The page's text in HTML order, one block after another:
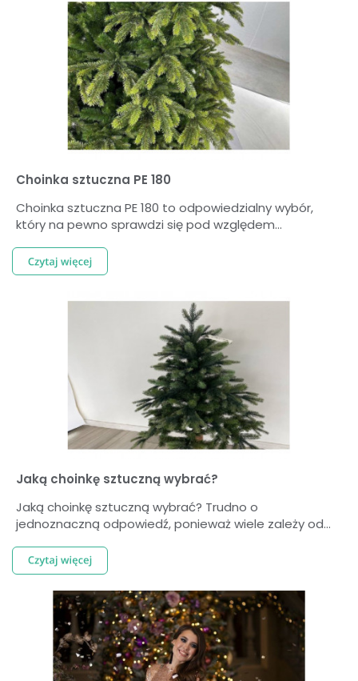
Choinka sztuczna PE 180
Choinka sztuczna PE 180 to odpowiedzialny wybór,
który na pewno sprawdzi się pod względem...
Jaką choinkę sztuczną wybrać?
Jaką choinkę sztuczną wybrać? Trudno o
jednoznaczną odpowiedź, ponieważ wiele zależy od...